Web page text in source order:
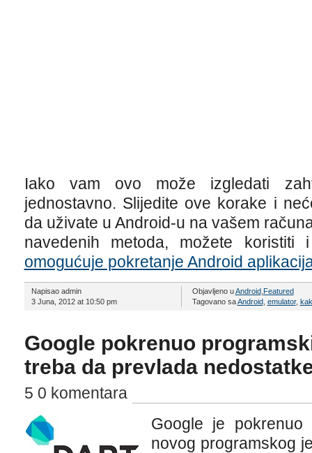
Iako vam ovo može izgledati
jednostavno. Slijedite ove korake i
da uživate u Android-u na vašem
navedenih metoda, možete
omogućuje pokretanje Android
Napisao admin
3 Juna, 2012 at 10:50 pm
Objavljeno uAndroid, Featured
Tagovano saAndroid, emulator,
Google pokrenuo
treba da prevlada
5 0 komentara
Google je
novog programskog